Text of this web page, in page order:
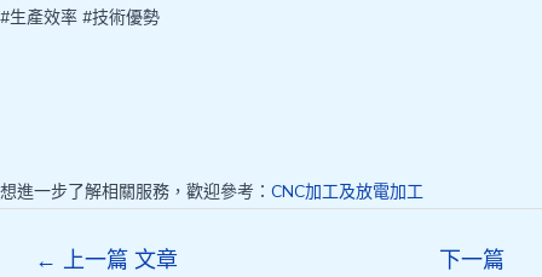
#生產效率 #技術優勢
想進一步了解相關服務，歡迎參考： CNC加工及放電加工
← 上一篇 文章
下一篇